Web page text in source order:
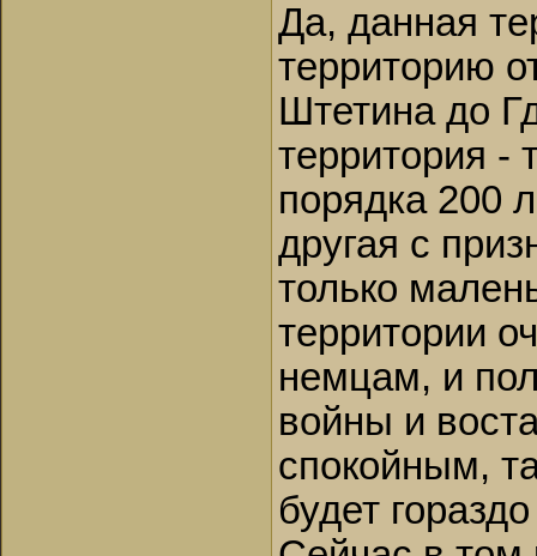
Да, данная
территорию
Штетина до
территория -
порядка 200
другая с
только
территории
немцам, и
войны и
спокойным,
будет